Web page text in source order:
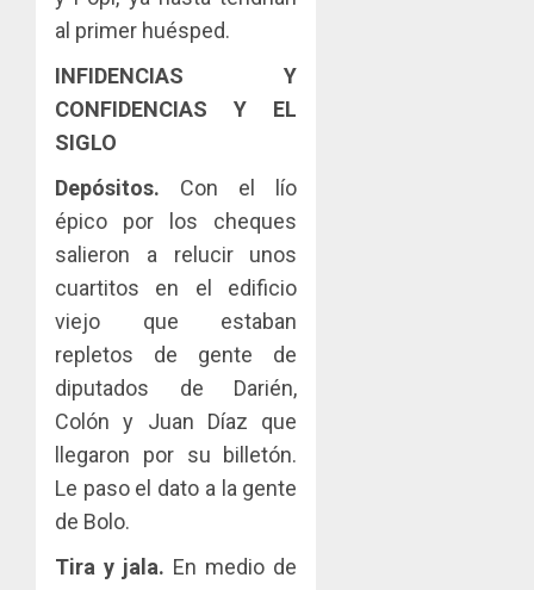
al primer huésped.
INFIDENCIAS Y
CONFIDENCIAS Y EL
SIGLO
Depósitos. Con el lío
épico por los cheques
salieron a relucir unos
cuartitos en el edificio
viejo que estaban
repletos de gente de
diputados de Darién,
Colón y Juan Díaz que
llegaron por su billetón.
Le paso el dato a la gente
de Bolo.
Tira y jala. En medio de